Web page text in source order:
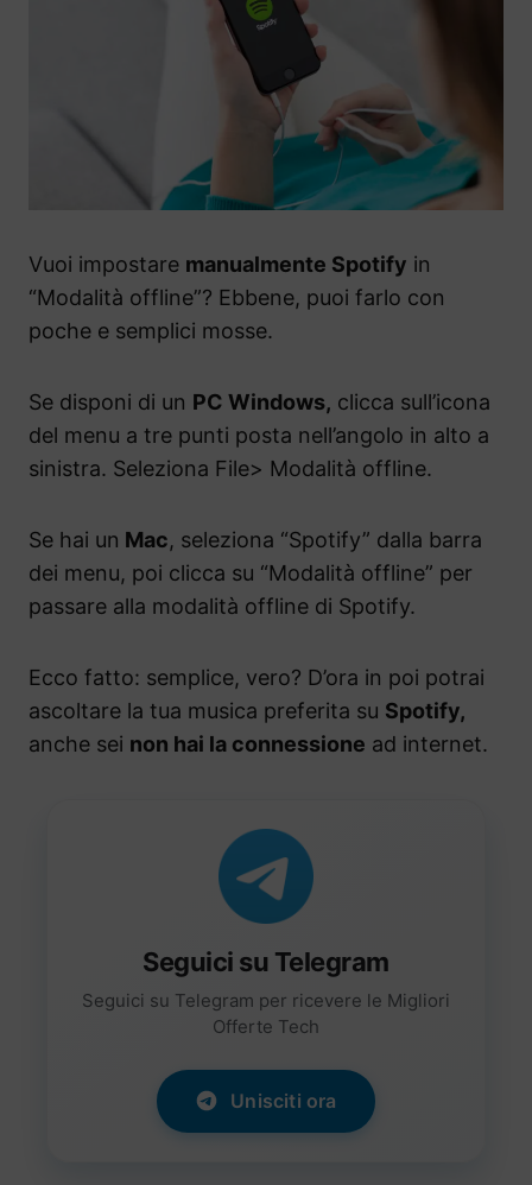
Vuoi impostare manualmente Spotify in
“Modalità offline”? Ebbene, puoi farlo con
poche e semplici mosse.
Se disponi di un PC Windows, clicca sull’icona
del menu a tre punti posta nell’angolo in alto a
sinistra. Seleziona File> Modalità offline.
Se hai un Mac, seleziona “Spotify” dalla barra
dei menu, poi clicca su “Modalità offline” per
passare alla modalità offline di Spotify.
Ecco fatto: semplice, vero? D’ora in poi potrai
ascoltare la tua musica preferita su Spotify,
anche sei non hai la connessione ad internet.
Seguici su Telegram
Seguici su Telegram per ricevere le Migliori
Offerte Tech
Unisciti ora